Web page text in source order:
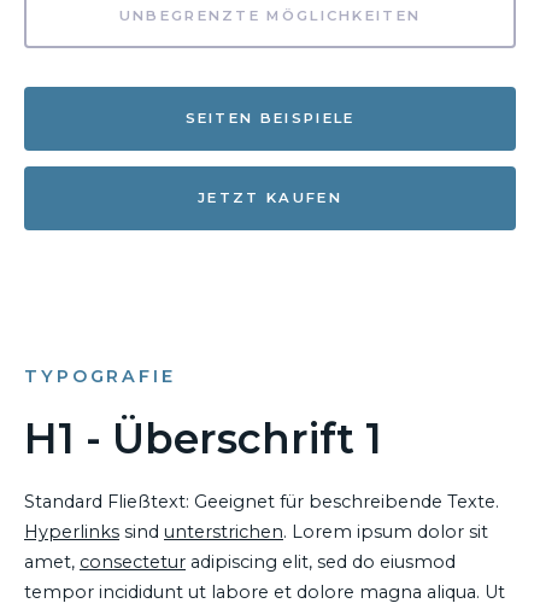
UNBEGRENZTE MÖGLICHKEITEN
SEITEN BEISPIELE
JETZT KAUFEN
TYPOGRAFIE
H1 - Überschrift 1
Standard Fließtext: Geeignet für beschreibende Texte.
Hyperlinks sind unterstrichen. Lorem ipsum dolor sit
amet, consectetur adipiscing elit, sed do eiusmod
tempor incididunt ut labore et dolore magna aliqua. Ut